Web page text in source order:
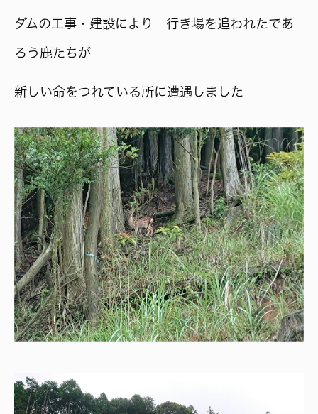
ダムの工事・建設により 行き場を追われたであ
ろう鹿たちが
新しい命をつれている所に遭遇しました